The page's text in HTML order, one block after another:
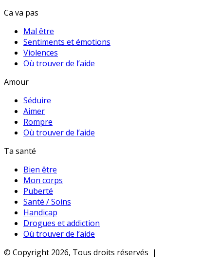
Ca va pas
Mal être
Sentiments et émotions
Violences
Où trouver de l’aide
Amour
Séduire
Aimer
Rompre
Où trouver de l’aide
Ta santé
Bien être
Mon corps
Puberté
Santé / Soins
Handicap
Drogues et addiction
Où trouver de l’aide
© Copyright 2026, Tous droits réservés |